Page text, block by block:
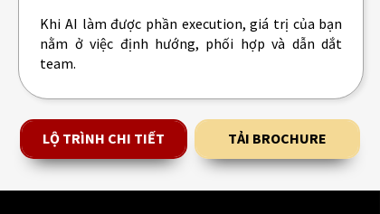
LỘ TRÌNH CHI TIẾT
Khi AI làm được phần execution, giá trị của bạn
nằm ở việc định hướng, phối hợp và dẫn dắt
team.
TẢI BROCHURE